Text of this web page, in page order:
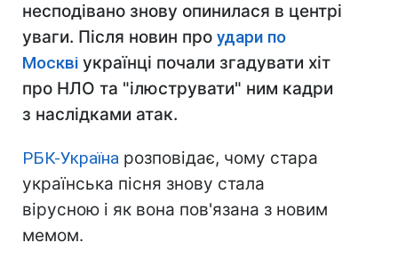
несподівано знову опинилася в центрі
уваги. Після новин про удари по
Москві українці почали згадувати хіт
про НЛО та "ілюструвати" ним кадри
з наслідками атак.
РБК-Україна розповідає, чому стара
українська пісня знову стала
вірусною і як вона пов'язана з новим
мемом.